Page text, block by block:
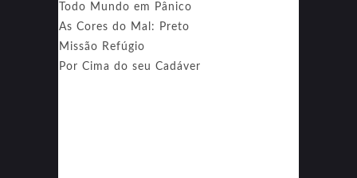
Todo Mundo em Pânico
As Cores do Mal: Preto
Missão Refúgio
Por Cima do seu Cadáver